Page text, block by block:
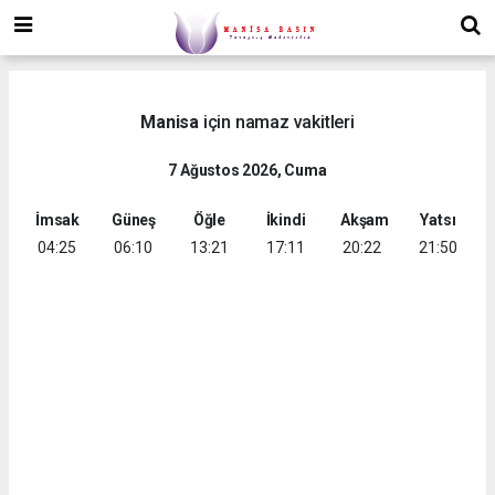
Manisa için namaz vakitleri
7 Ağustos 2026, Cuma
İmsak
04:25
Güneş
06:10
Öğle
13:21
İkindi
17:11
Akşam
20:22
Yatsı
21:50